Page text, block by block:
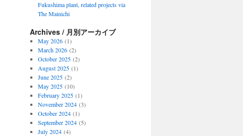
Fukushima plant, related projects via
The Mainichi
Archives / 月別アーカイブ
May 2026(1)
March 2026(2)
October 2025(2)
August 2025(1)
June 2025(2)
May 2025(10)
February 2025(1)
November 2024(3)
October 2024(1)
September 2024(5)
July 2024(4)